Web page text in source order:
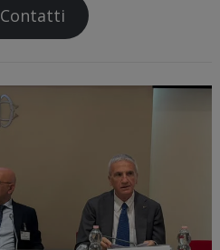
Contatti